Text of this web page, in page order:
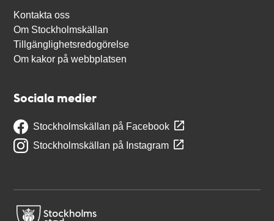
Kontakta oss
Om Stockholmskällan
Tillgänglighetsredogörelse
Om kakor på webbplatsen
Sociala medier
Stockholmskällan på Facebook
Stockholmskällan på Instagram